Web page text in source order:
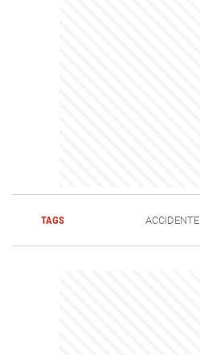
TAGS ACCIDENTE